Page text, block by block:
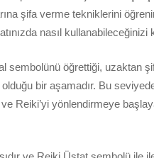
şifa verme tekniklerini
nasıl kullanabileceğinizi
sembolünü öğrettiği, uzaktan
bir aşamadır. Bu
Reiki’yi yönlendirmeye